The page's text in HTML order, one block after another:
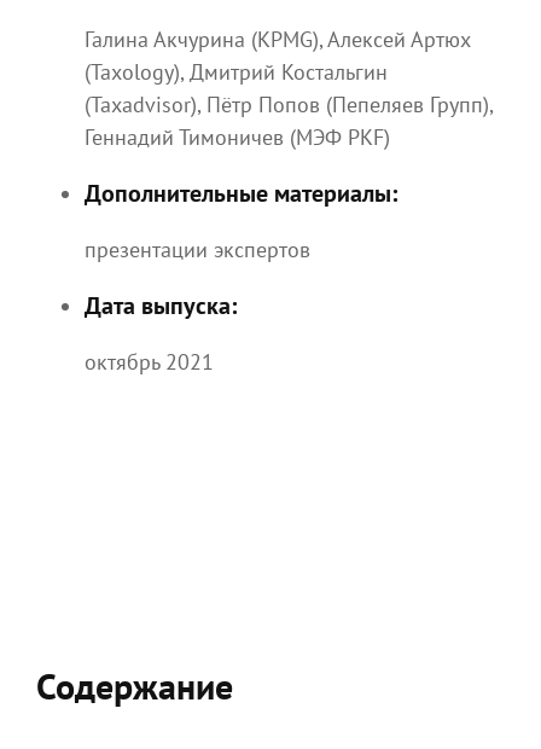
Галина Акчурина (KPMG), Алексей Артюх
(Taxology), Дмитрий Костальгин
(Taxadvisor), Пётр Попов (Пепеляев Групп),
Геннадий Тимоничев (МЭФ PKF)
Дополнительные материалы:
презентации экспертов
Дата выпуска:
октябрь 2021
Содержание